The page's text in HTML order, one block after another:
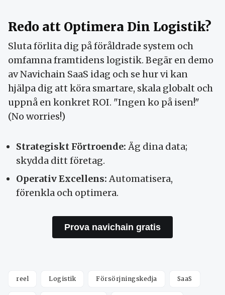
Redo att Optimera Din Logistik?
Sluta förlita dig på föråldrade system och
omfamna framtidens logistik. Begär en demo
av Navichain SaaS idag och se hur vi kan
hjälpa dig att köra smartare, skala globalt och
uppnå en konkret ROI. "Ingen ko på isen!"
(No worries!)
Strategiskt Förtroende: Äg dina data;
skydda ditt företag.
Operativ Excellens:Automatisera,
förenkla och optimera.
Prova navichain gratis
reel Logistik Försörjningskedja SaaS